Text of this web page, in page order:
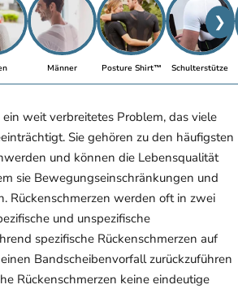
❯
Männer Posture Shirt™ Schulterstütze
weit verbreitetes Problem, das viele
Sie gehören zu den häufigsten
und können die Lebensqualität
sie Bewegungseinschränkungen und
Rückenschmerzen werden oft in zwei
und unspezifische
spezifische Rückenschmerzen auf
Bandscheibenvorfall zurückzuführen
Rückenschmerzen keine eindeutige